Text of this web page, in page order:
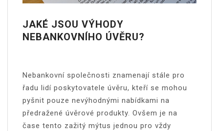
JAKÉ JSOU VÝHODY
NEBANKOVNÍHO ÚVĚRU?
Nebankovní společnosti znamenají stále pro
řadu lidí poskytovatele úvěru, kteří se mohou
pyšnit pouze nevýhodnými nabídkami na
předražené úvěrové produkty. Ovšem je na
čase tento zažitý mýtus jednou pro vždy